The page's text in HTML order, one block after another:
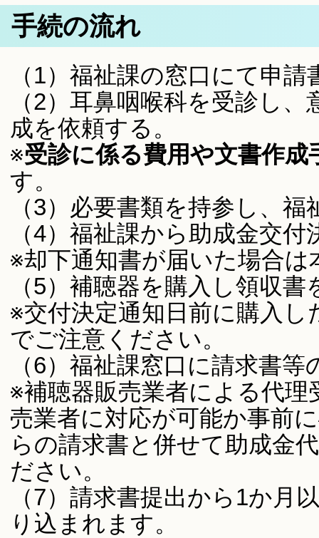
手続の流れ
（1）福祉課の窓口にて申
（2）耳鼻咽喉科を受診し
成を依頼する。
※受診に係る費用や文書作成
す。
（3）必要書類を持参し、
（4）福祉課から助成金交
※却下通知書が届いた場合
（5）補聴器を購入し領収
※交付決定通知日前に購入
でご注意ください。
（6）福祉課窓口に請求書
※補聴器販売業者による代
売業者に対応が可能か事前
らの請求書と併せて助成金
ださい。
（7）請求書提出から1か月
り込まれます。